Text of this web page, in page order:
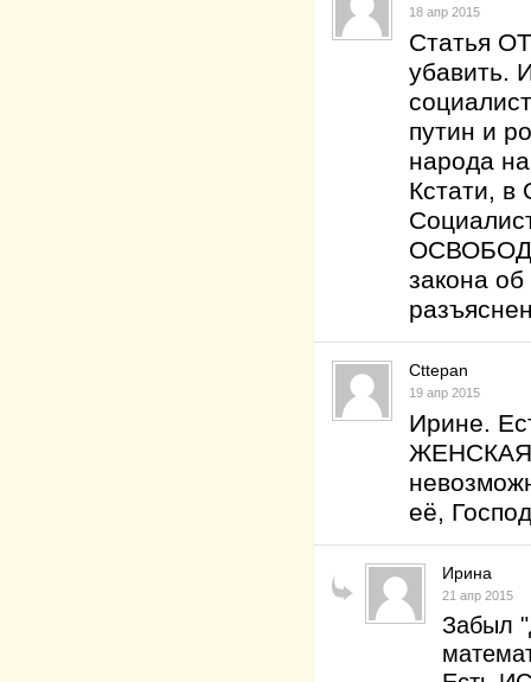
18 апр 2015
Статья
убавить.
путин и
народа
Кстати, в
закона
Cttepan
19 апр 2015
Ирине.
её,
Ирина
21 апр 2015
Забыл